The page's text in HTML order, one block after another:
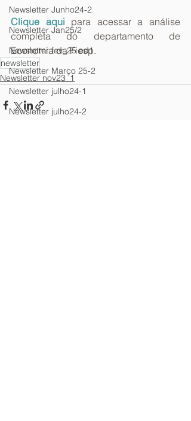
Newsletter Junho24-2
Newsletter Jan25/2
Newsletter fev_25 ed1
Newsletter Março 25-2
Newsletter julho24-1
Newsletter julho24-2
Clique aqui para acessar a análise
completa do departamento de
Economia da Fiesp.
newsletter
Newsletter nov23_1